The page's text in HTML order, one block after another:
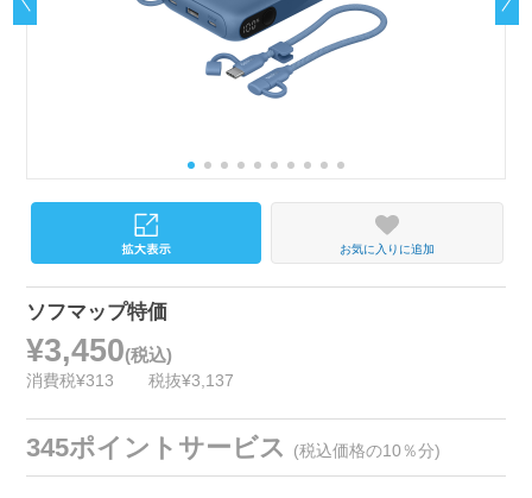
お気に入りに追加
ソフマップ特価
¥3,450(税込)
消費税¥313 税抜¥3,137
345ポイントサービス (税込価格の10％分)